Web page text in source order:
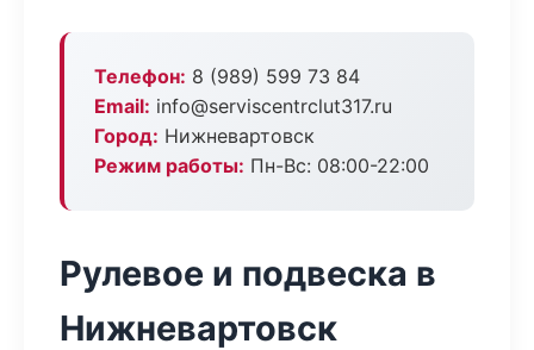
Телефон: 8 (989) 599 73 84
Email: info@serviscentrclut317.ru
Город: Нижневартовск
Режим работы: Пн-Вс: 08:00-22:00
Рулевое и подвеска в
Нижневартовск